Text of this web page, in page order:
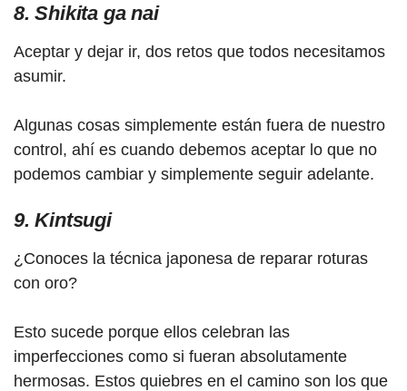
8. Shikita ga nai
Aceptar y dejar ir, dos retos que todos necesitamos
asumir.
Algunas cosas simplemente están fuera de nuestro
control, ahí es cuando debemos aceptar lo que no
podemos cambiar y simplemente seguir adelante.
9. Kintsugi
¿Conoces la técnica japonesa de reparar roturas
con oro?
Esto sucede porque ellos celebran las
imperfecciones como si fueran absolutamente
hermosas. Estos quiebres en el camino son los que